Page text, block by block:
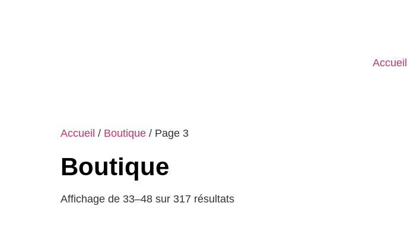
Accueil
Accueil / Boutique / Page 3
Boutique
Affichage de 33–48 sur 317 résultats